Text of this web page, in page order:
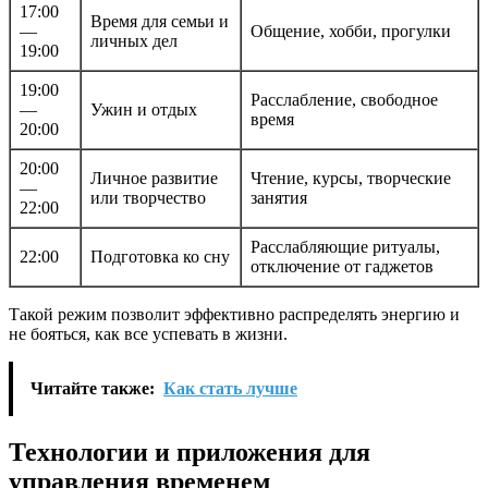
17:00
—
19:00
Время для семьи и
личных дел
Общение, хобби, прогулки
19:00
—
20:00
Ужин и отдых
Расслабление, свободное
время
20:00
—
22:00
Личное развитие
или творчество
Чтение, курсы, творческие
занятия
22:00 Подготовка ко сну
Расслабляющие ритуалы,
отключение от гаджетов
Такой режим позволит эффективно распределять энергию и
не бояться, как все успевать в жизни.
Читайте также: Как стать лучше
Технологии и приложения для
управления временем